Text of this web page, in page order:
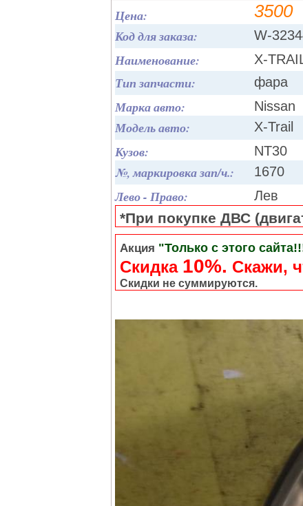
Цена: 3500
Код для заказа: W-
Наименование: X-
Тип запчасти: фара
Марка авто: Nissan
Модель авто: X-Trail
Кузов: NT30
№, маркировка зап/ч.: 1670
Лево - Право: Лев
*При покупке ДВС
Акция "Только с этого
Скидка 10%. Cкажи,
Скидки не суммируются.